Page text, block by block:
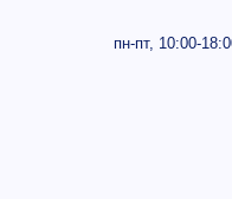
пн-пт, 10:00-